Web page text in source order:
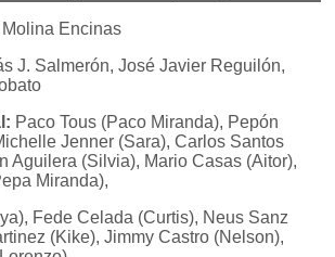
Encinas
J. Salmerón, José Javier Reguilón,
Paco Tous (Paco Miranda), Pepón
Jenner (Sara), Carlos Santos
Aguilera (Silvia), Mario Casas (Aitor),
Miranda),
Fede Celada (Curtis), Neus Sanz
(Kike), Jimmy Castro (Nelson),